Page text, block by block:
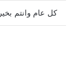
كل عام وانتم بخير